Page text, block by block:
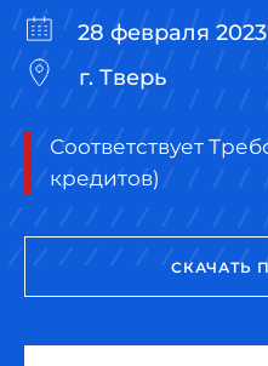
28 февраля 2023
г. Тверь
Соответствует
кредитов)
СКАЧАТЬ